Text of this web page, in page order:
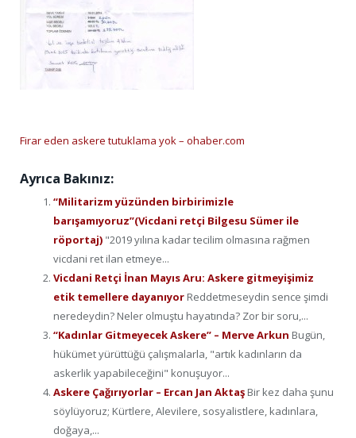
Firar eden askere tutuklama yok – ohaber.com
Ayrıca Bakınız:
“Militarizm yüzünden birbirimizle
barışamıyoruz”(Vicdani retçi Bilgesu Sümer ile
röportaj) "2019 yılına kadar tecilim olmasına rağmen
vicdani ret ilan etmeye...
Vicdani Retçi İnan Mayıs Aru: Askere gitmeyişimiz
etik temellere dayanıyor Reddetmeseydin sence şimdi
neredeydin? Neler olmuştu hayatında? Zor bir soru,...
“Kadınlar Gitmeyecek Askere” – Merve Arkun Bugün,
hükümet yürüttüğü çalışmalarla, "artık kadınların da
askerlik yapabileceğini" konuşuyor...
Askere Çağırıyorlar – Ercan Jan Aktaş Bir kez daha şunu
söylüyoruz; Kürtlere, Alevilere, sosyalistlere, kadınlara,
doğaya,...